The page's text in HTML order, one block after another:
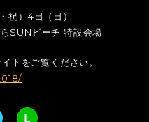
祝）4日（日）
SUNビーチ 特設会場
トをご覧ください。